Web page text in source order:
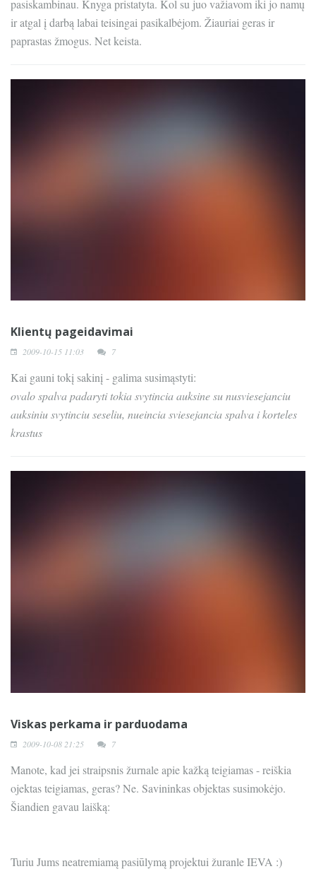
pasiskambinau. Knyga pristatyta. Kol su juo važiavom iki jo namų
ir atgal į darbą labai teisingai pasikalbėjom. Žiauriai geras ir
paprastas žmogus. Net keista.
Klientų pageidavimai
2009-10-15 11:03 7
Kai gauni tokį sakinį - galima susimąstyti:
ovalo spalva padaryti tokia svytincia auksine su nusviesejanciu
auksiniu svytinciu seseliu, nueincia sviesejancia spalva i korteles
krastus
Viskas perkama ir parduodama
2009-10-08 21:25 7
Manote, kad jei straipsnis žurnale apie kažką teigiamas - reiškia
ojektas teigiamas, geras? Ne. Savininkas objektas susimokėjo.
Šiandien gavau laišką:
Turiu Jums neatremiamą pasiūlymą projektui žuranle IEVA :)